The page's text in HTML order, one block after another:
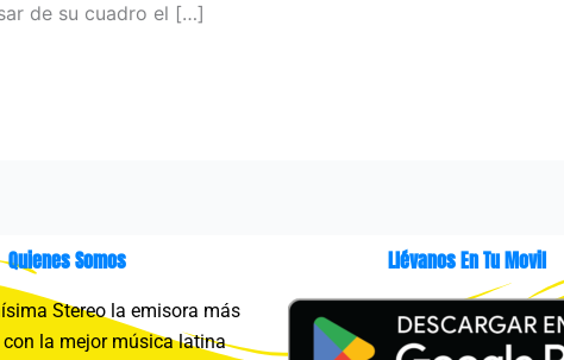
de su cuadro el […]
Quienes Somos
Stereo la emisora más
la mejor música latina
Llévanos En Tu Movil